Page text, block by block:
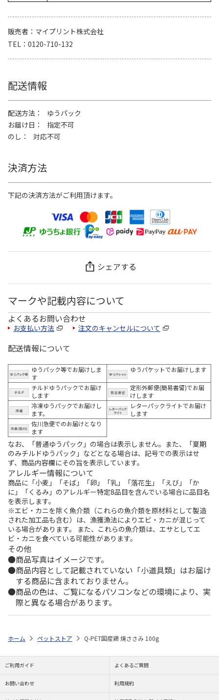
販売者
マイプリント株式会社
TEL
0120-710-132
配送情報
配送方法
ゆうパック
お届け日
指定不可
のし
対応不可
決済方法
下記の決済方法がご利用頂けます。
シェアする
マークや記載内容について
よくあるお問い合わせ
お支払い方法 注文のキャンセルについて
配送情報について
ゆうパック等でお届けしま
す
ゆうパケットでお届けします
チルドゆうパックでお届け
します
定形外郵便(簡易書留)でお届
けします
冷凍ゆうパックでお届けし
ます。
レターパックライトでお届け
します
佐川急便でのお届けとなり
ます
なお、「普通ゆうパック」の場合は表示しません。また、「夏期
のみチルドゆうパック」などとなる場合は、記号での表示はせ
ず、商品内容欄にその旨を表示しています。
アレルギー情報について
商品に「小麦」「そば」「卵」「乳」「落花生」「えび」「か
に」「くるみ」のアレルギー特定8品目を含んでいる場合に品目名
を表示します。
※エビ・カニを除く魚介類（これらの魚介類を原材料として製造
された加工品も含む）は、漁獲漁法によりエビ・カニが混じって
いる場合があります。 また、これらの魚介類は、エサとしてエ
ビ・カニを食べている可能性があります。
その他
商品写真はイメージです。
商品内容として記載されていない「小道具類」はお届け
する商品に含まれておりません。
商品の色は、ご覧になるパソコンなどの環境により、実
際と異なる場合があります。
ホーム ペットストア Q-PET国産鶏 焼ささみ 100g
ご利用ガイド よくあるご質問
お問い合わせ 利用規約